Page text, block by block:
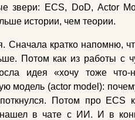
звери: ECS, DoD, Actor
истории, чем теории.
Сначала кратко напомню,
Потом как из работы с
идея «хочу тоже что-
модель (actor model):
Потом про ECS
нашел в чате с ИИ. И в